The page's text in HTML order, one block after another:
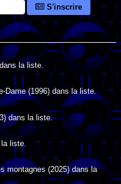
S'inscrire
la liste.
Dame (1996) dans la liste.
dans la liste.
liste.
montagnes (2025) dans la